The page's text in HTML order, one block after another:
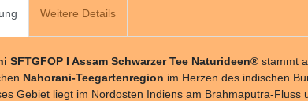
Weitere Details
SFTGFOP I Assam Schwarzer Tee Naturideen® stammt
Nahorani-Teegartenregion im Herzen des indischen
Gebiet liegt im Nordosten Indiens am Brahmaputra-Fluss